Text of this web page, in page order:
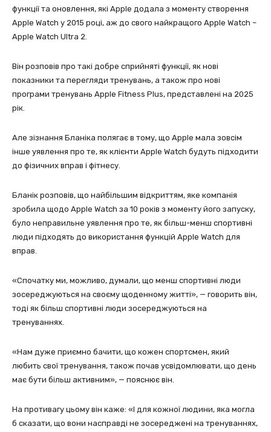
функції та оновлення, які Apple додала з моменту створення
Apple Watch у 2015 році, аж до свого найкращого Apple Watch –
Apple Watch Ultra 2.
Він розповів про такі добре сприйняті функції, як нові
показники та перегляди тренувань, а також про нові
програми тренувань Apple Fitness Plus, представлені на 2025
рік.
Але зізнання Бланіка полягає в тому, що Apple мала зовсім
інше уявлення про те, як клієнти Apple Watch будуть підходити
до фізичних вправ і фітнесу.
Бланік розповів, що найбільшим відкриттям, яке компанія
зробила щодо Apple Watch за 10 років з моменту його запуску,
було неправильне уявлення про те, як більш-менш спортивні
люди підходять до використання функцій Apple Watch для
вправ.
«Спочатку ми, можливо, думали, що менш спортивні люди
зосереджуються на своєму щоденному житті», — говорить він,
тоді як більш спортивні люди зосереджуються на
тренуваннях.
«Нам дуже приємно бачити, що кожен спортсмен, який
любить свої тренування, також почав усвідомлювати, що день
має бути більш активним», — пояснює він.
На противагу цьому він каже: «І для кожної людини, яка могла
б сказати, що вони насправді не зосереджені на тренуваннях,